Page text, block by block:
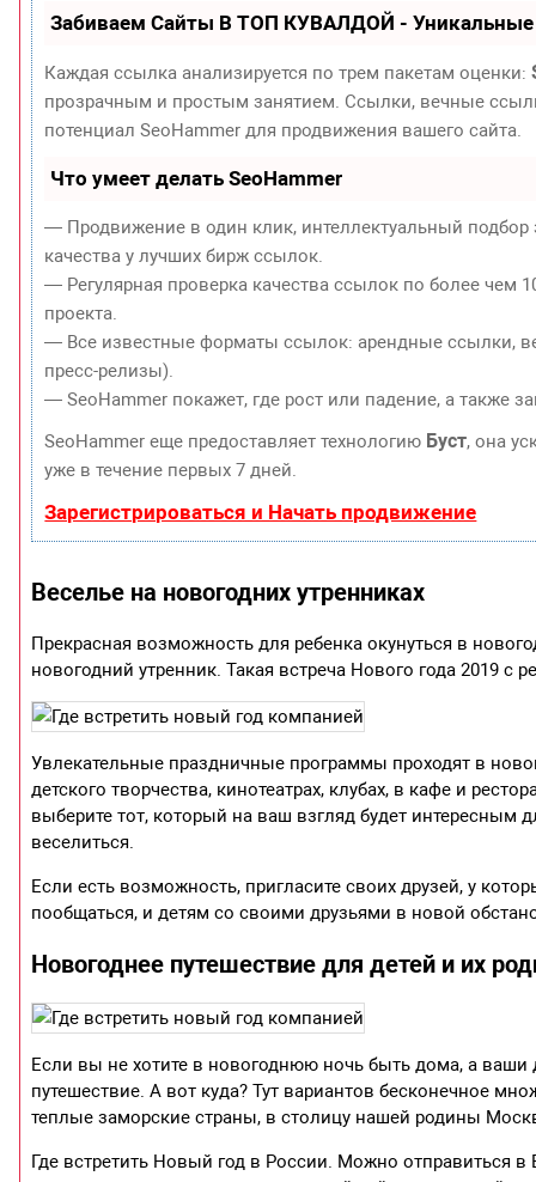
Забиваем Сайты В ТОП КУВАЛДОЙ - Уникальные
Каждая ссылка анализируется по трем пакетам оценки:
прозрачным и простым занятием. Ссылки, вечные
потенциал SeoHammer для продвижения вашего сайта.
Что умеет делать SeoHammer
— Продвижение в один клик, интеллектуальный
качества у лучших бирж ссылок.
— Регулярная проверка качества ссылок по более чем
проекта.
— Все известные форматы ссылок: арендные ссылки,
пресс-релизы).
— SeoHammer покажет, где рост или падение, а также
SeoHammer еще предоставляет технологию Буст, она
уже в течение первых 7 дней.
Зарегистрироваться и Начать продвижение
Веселье на новогодних утренниках
Прекрасная возможность для ребенка окунуться в
новогодний утренник. Такая встреча Нового года 2019
Увлекательные праздничные программы проходят в
детского творчества, кинотеатрах, клубах, в кафе и
выберите тот, который на ваш взгляд будет интересным
веселиться.
Если есть возможность, пригласите своих друзей, у
пообщаться, и детям со своими друзьями в новой
Новогоднее путешествие для детей и их
Если вы не хотите в новогоднюю ночь быть дома, а ваши
путешествие. А вот куда? Тут вариантов бесконечное
теплые заморские страны, в столицу нашей родины
Где встретить Новый год в России. Можно отправиться